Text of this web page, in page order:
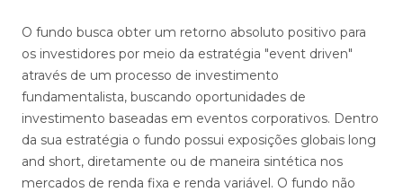
O fundo busca obter um retorno absoluto positivo para
os investidores por meio da estratégia "event driven"
através de um processo de investimento
fundamentalista, buscando oportunidades de
investimento baseadas em eventos corporativos. Dentro
da sua estratégia o fundo possui exposições globais long
and short, diretamente ou de maneira sintética nos
mercados de renda fixa e renda variável. O fundo não